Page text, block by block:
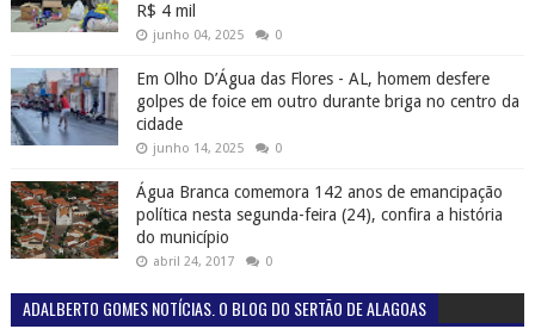
R$ 4 mil
junho 04, 2025 0
Em Olho D’Água das Flores - AL, homem desfere
golpes de foice em outro durante briga no centro da
cidade
junho 14, 2025 0
Água Branca comemora 142 anos de emancipação
política nesta segunda-feira (24), confira a história
do município
abril 24, 2017 0
ADALBERTO GOMES NOTÍCIAS. O BLOG DO SERTÃO DE ALAGOAS